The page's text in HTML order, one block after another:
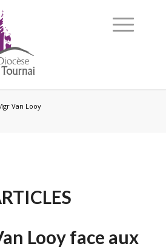
Van Looy
Looy face aux